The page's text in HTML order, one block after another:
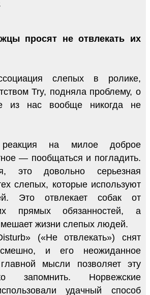
просят не отвлекать их
слепых в ролике,
Try, подняла проблему, о
из нас вообще никогда не
реакция на милое доброе
— пообщаться и погладить.
это довольно серьезная
слепых, которые используют
Это отвлекает собак от
прямых обязанностей, а
мешает жизни слепых людей.
(«Не отвлекать») снят
и его неожиданное
мысли позволяет эту
запомнить. Норвежские
удачный способ